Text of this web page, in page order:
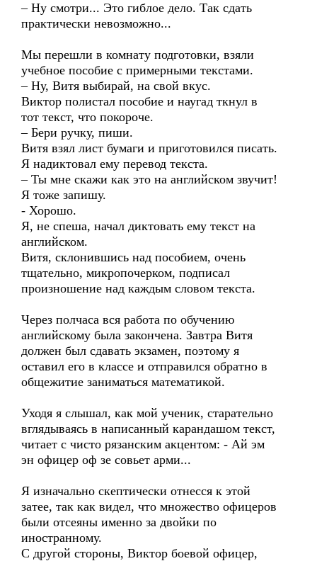
– Ну смотри... Это гиблое дело. Так сдать
практически невозможно...
Мы перешли в комнату подготовки, взяли
учебное пособие с примерными текстами.
– Ну, Витя выбирай, на свой вкус.
Виктор полистал пособие и наугад ткнул в
тот текст, что покороче.
– Бери ручку, пиши.
Витя взял лист бумаги и приготовился писать.
Я надиктовал ему перевод текста.
– Ты мне скажи как это на английском звучит!
Я тоже запишу.
- Хорошо.
Я, не спеша, начал диктовать ему текст на
английском.
Витя, склонившись над пособием, очень
тщательно, микропочерком, подписал
произношение над каждым словом текста.
Через полчаса вся работа по обучению
английскому была закончена. Завтра Витя
должен был сдавать экзамен, поэтому я
оставил его в классе и отправился обратно в
общежитие заниматься математикой.
Уходя я слышал, как мой ученик, старательно
вглядываясь в написанный карандашом текст,
читает с чисто рязанским акцентом: - Ай эм
эн офицер оф зе совьет арми...
Я изначально скептически отнесся к этой
затее, так как видел, что множество офицеров
были отсеяны именно за двойки по
иностранному.
С другой стороны, Виктор боевой офицер,